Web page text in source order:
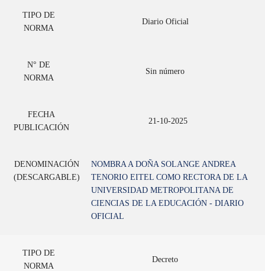
TIPO DE
NORMA
Diario Oficial
N° DE
NORMA
Sin número
FECHA
PUBLICACIÓN
21-10-2025
DENOMINACIÓN
(DESCARGABLE)
NOMBRA A DOÑA SOLANGE ANDREA
TENORIO EITEL COMO RECTORA DE LA
UNIVERSIDAD METROPOLITANA DE
CIENCIAS DE LA EDUCACIÓN - DIARIO
OFICIAL
TIPO DE
NORMA
Decreto